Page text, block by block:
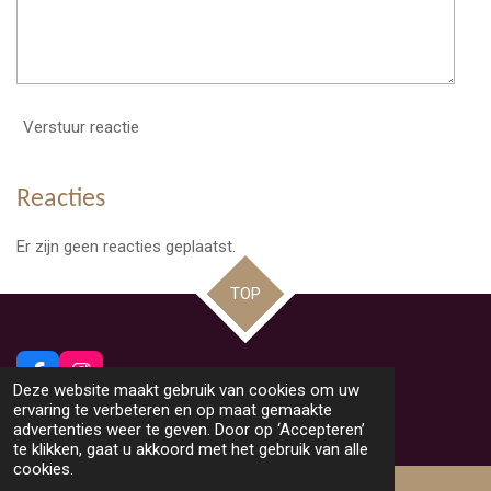
Deze website maakt gebruik van cookies om uw
ervaring te verbeteren en op maat gemaakte
advertenties weer te geven. Door op ‘Accepteren’
te klikken, gaat u akkoord met het gebruik van alle
cookies.
Verstuur reactie
Reacties
Er zijn geen reacties geplaatst.
TOP
a
c
e
b
o
n
s
t
a
© 2026 Beeldig Nieuws uit Lommel
Powered by JouwWeb